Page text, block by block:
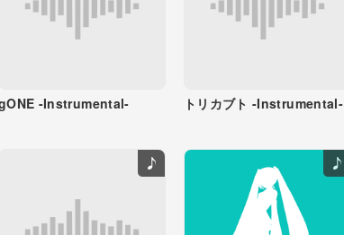
-Instrumental- トリカブト -Instrumental-